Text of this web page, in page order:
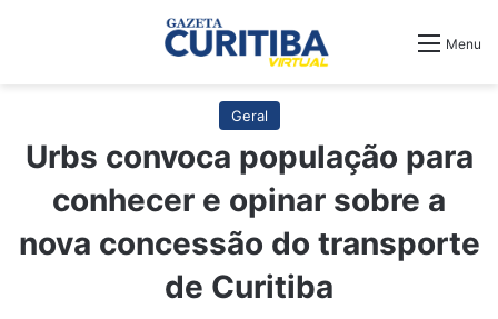
Menu
Geral
Urbs convoca população para
conhecer e opinar sobre a
nova concessão do transporte
de Curitiba